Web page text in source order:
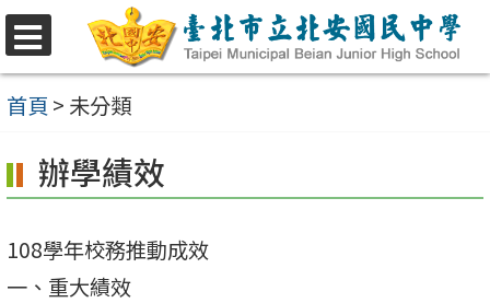
選
單
跳
至
主
內
容
區
首頁 > 未分類
辦學績效
108學年校務推動成效
一、重大績效